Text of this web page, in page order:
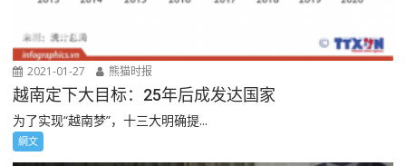
2021-01-27 熊猫时报
越南定下大目标：25年后成发达国家
为了实现“越南梦”，十三大明确提...
網文